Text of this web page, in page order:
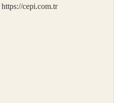
https://cepi.com.tr